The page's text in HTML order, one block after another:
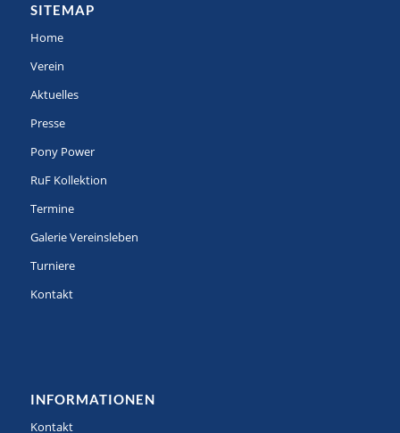
SITEMAP
Home
Verein
Aktuelles
Presse
Pony Power
RuF Kollektion
Termine
Galerie Vereinsleben
Turniere
Kontakt
INFORMATIONEN
Kontakt